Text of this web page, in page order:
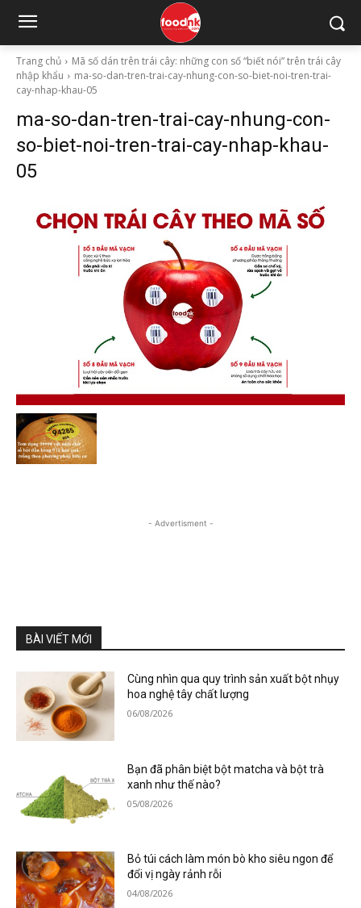
Trang chủ
Mã số dán trên trái cây: những con số “biết nói” trên trái cây
nhập khẩu
ma-so-dan-tren-trai-cay-nhung-con-so-biet-noi-tren-trai-
cay-nhap-khau-05
ma-so-dan-tren-trai-cay-nhung-con-
so-biet-noi-tren-trai-cay-nhap-khau-
05
- Advertisment -
BÀI VIẾT MỚI
Cùng nhìn qua quy trình sản xuất bột nhụy
hoa nghệ tây chất lượng
06/08/2026
Bạn đã phân biệt bột matcha và bột trà
xanh như thế nào?
05/08/2026
Bỏ túi cách làm món bò kho siêu ngon để
đổi vị ngày rảnh rỗi
04/08/2026